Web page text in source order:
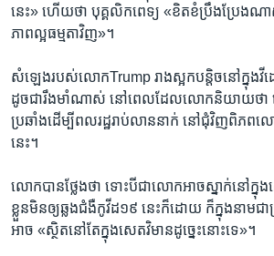
នេះ» ហើយ​ថា បុគ្គលិក​ពេទ្យ «ខិតខំប្រឹងប្រែង​ណា
ភាព​ល្អ​ធម្មតា​វិញ»។
សំឡេង​របស់​លោកTrump រាង​ស្អក​បន្តិច​នៅ​ក្នុង​វី
ដូចជា​រឹងមាំ​ណាស់ នៅ​ពេល​ដែល​លោក​និយាយ​ថា
ប្រឆាំង​ដើម្បី​ពលរដ្ឋ​រាប់​លាន​នាក់​ នៅ​ជុំវិញ​ពិភព
នេះ។
លោក​បាន​ថ្លែង​ថា ទោះបីជា​លោក​អាច​ស្នាក់​នៅ​ក្នុង​ស
ខ្លួន​មិន​ឲ្យ​ឆ្លង​ជំងឺ​កូវីដ១៩ នេះ​ក៏​ដោយ ក៏​ក្នុង​នាម​
អាច «ស្ថិត​នៅ​តែ​ក្នុង​សេតវិមាន​ដូច្នេះ​នោះ​ទេ»។